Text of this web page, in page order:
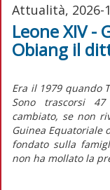
Attualità, 2026-
Leone XIV -
Obiang il
Era il 1979 quando
Sono trascorsi
cambiato, se non
Guinea Equatoriale
fondato sulla
non ha mollato la